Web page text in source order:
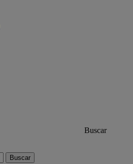
Buscar
Buscar